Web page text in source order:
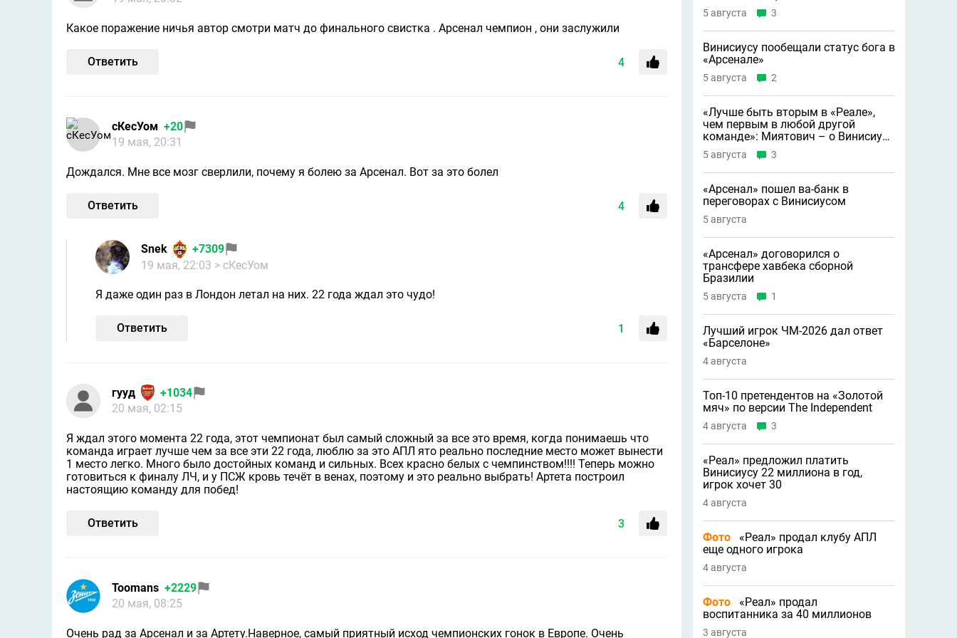
Какое поражение ничья автор смотри матч до финального свистка . Арсенал чемпион , они заслужили
Ответить 4
сКесУом +20
19 мая, 20:31
Дождался. Мне все мозг сверлили, почему я болею за Арсенал. Вот за это болел
Ответить 4
Snek
+7309
19 мая, 22:03 > сКесУом
Я даже один раз в Лондон летал на них. 22 года ждал это чудо!
Ответить 1
гууд
+1034
20 мая, 02:15
Я ждал этого момента 22 года, этот чемпионат был самый сложный за все это время, когда понимаешь что
команда играет лучше чем за все эти 22 года, люблю за это АПЛ ято реально последние место может вынести
1 место легко. Много было достойных команд и сильных. Всех красно белых с чемпинством!!!! Теперь можно
готовиться к финалу ЛЧ, и у ПСЖ кровь течёт в венах, поэтому и это реально выбрать! Артета построил
настоящию команду для побед!
Ответить 3
Toomans +2229
20 мая, 08:25
Очень рад за Арсенал и за Артету.Наверное, самый приятный исход чемпионских гонок в Европе. Очень
5 августа 3
Винисиусу пообещали статус бога в
«Арсенале»
5 августа 2
«Лучше быть вторым в «Реале»,
чем первым в любой другой
команде»: Миятович – о Винисиусе
в «Арсенале»
5 августа 3
«Арсенал» пошел ва-банк в
переговорах с Винисиусом
5 августа
«Арсенал» договорился о
трансфере хавбека сборной
Бразилии
5 августа 1
Лучший игрок ЧМ-2026 дал ответ
«Барселоне»
4 августа
Топ-10 претендентов на «Золотой
мяч» по версии The Independent
4 августа 3
«Реал» предложил платить
Винисиусу 22 миллиона в год,
игрок хочет 30
4 августа
Фото
«Реал» продал клубу АПЛ
еще одного игрока
4 августа
Фото
«Реал» продал
воспитанника за 40 миллионов
3 августа